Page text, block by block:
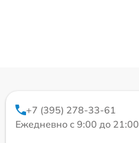
+7 (395) 278-33-61
Ежедневно с 9:00 до 21:00